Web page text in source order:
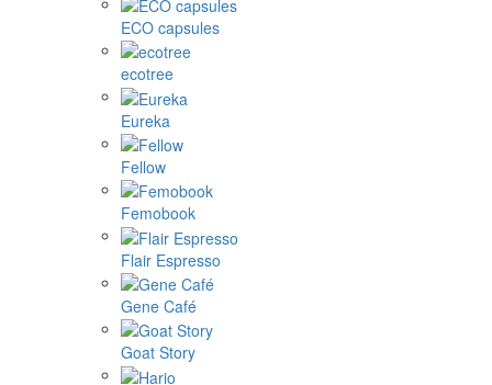
ECO capsules
ecotree
Eureka
Fellow
Femobook
Flair Espresso
Gene Café
Goat Story